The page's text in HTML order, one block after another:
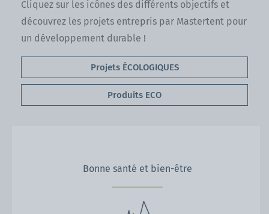
Cliquez sur les icônes des différents objectifs et
découvrez les projets entrepris par Mastertent pour
un développement durable !
Projets ÉCOLOGIQUES
Produits ECO
Bonne santé et bien-être